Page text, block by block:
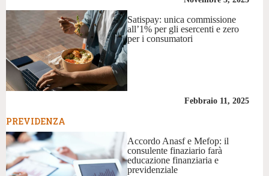
Satispay: unica commissione
all’1% per gli esercenti e zero
per i consumatori
Febbraio 11, 2025
PREVIDENZA
Accordo Anasf e Mefop: il
consulente finaziario farà
educazione finanziaria e
previdenziale